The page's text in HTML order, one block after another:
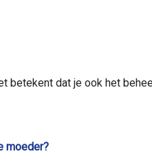
betekent dat je ook het
moeder?